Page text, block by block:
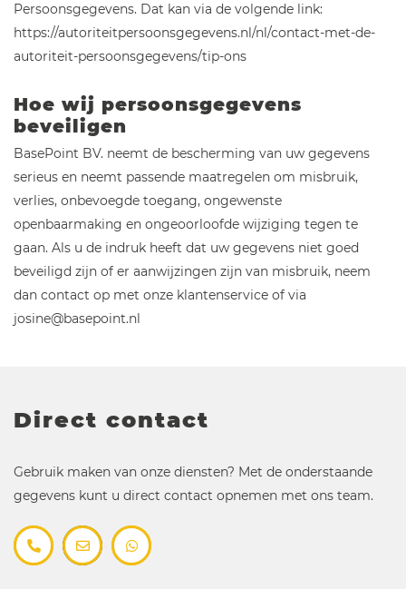
Persoonsgegevens. Dat kan via de volgende link:
https://autoriteitpersoonsgegevens.nl/nl/contact-met-de-
autoriteit-persoonsgegevens/tip-ons
Hoe wij persoonsgegevens
beveiligen
BasePoint BV. neemt de bescherming van uw gegevens
serieus en neemt passende maatregelen om misbruik,
verlies, onbevoegde toegang, ongewenste
openbaarmaking en ongeoorloofde wijziging tegen te
gaan. Als u de indruk heeft dat uw gegevens niet goed
beveiligd zijn of er aanwijzingen zijn van misbruik, neem
dan contact op met onze klantenservice of via
josine@basepoint.nl
Direct contact
Gebruik maken van onze diensten? Met de onderstaande
gegevens kunt u direct contact opnemen met ons team.